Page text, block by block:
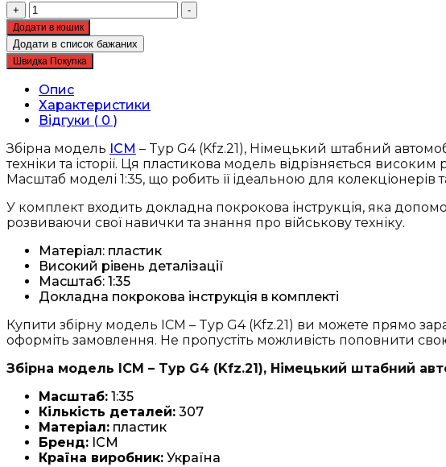
+
Збірна
модель
ICM
-
Typ
G4
(Kfz.21),
Німецький
штабний
автомобіль
2
Світової
(35538)
кількість
-
Додати в кошик
Додати в список бажаних
Швидка Покупка
Опис
Характеристики
Відгуки ( 0 )
Збірна модель ICM – Typ G4 (Kfz.21), Німецький штабний
техніки та історії. Ця пластикова модель відрізняється
Масштаб моделі 1:35, що робить її ідеальною для колекціонерів
У комплект входить докладна покрокова інструкція, яка
розвиваючи свої навички та знання про військову техніку.
Матеріал: пластик
Високий рівень деталізації
Масштаб: 1:35
Докладна покрокова інструкція в комплекті
Купити збірну модель ICM – Typ G4 (Kfz.21) ви можете прямо
оформіть замовлення. Не пропустіть можливість поповнити
Збірна модель ICM – Typ G4 (Kfz.21), Німецький штабний
Масштаб: 1:35
Кількість деталей: 307
Матеріал: пластик
Бренд: ICM
Країна виробник: Україна